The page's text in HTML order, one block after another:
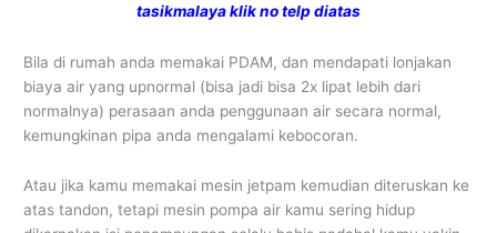
tasikmalaya klik no telp diatas
Bila di rumah anda memakai PDAM, dan mendapati lonjakan
biaya air yang upnormal (bisa jadi bisa 2x lipat lebih dari
normalnya) perasaan anda penggunaan air secara normal,
kemungkinan pipa anda mengalami kebocoran.
Atau jika kamu memakai mesin jetpam kemudian diteruskan ke
atas tandon, tetapi mesin pompa air kamu sering hidup